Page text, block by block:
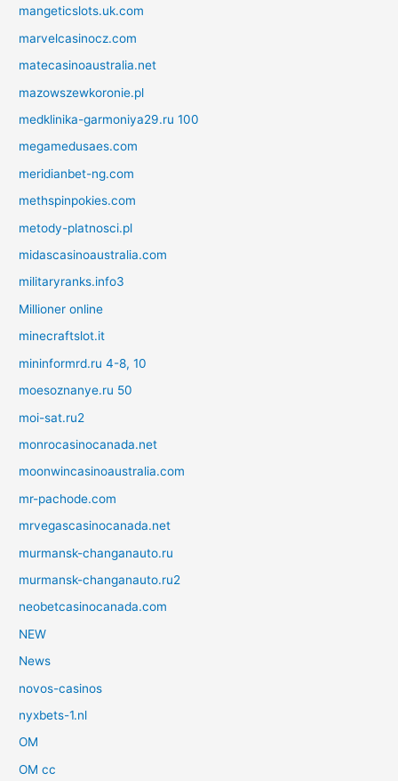
mangeticslots.uk.com
marvelcasinocz.com
matecasinoaustralia.net
mazowszewkoronie.pl
medklinika-garmoniya29.ru 100
megamedusaes.com
meridianbet-ng.com
methspinpokies.com
metody-platnosci.pl
midascasinoaustralia.com
militaryranks.info3
Millioner online
minecraftslot.it
mininformrd.ru 4-8, 10
moesoznanye.ru 50
moi-sat.ru2
monrocasinocanada.net
moonwincasinoaustralia.com
mr-pachode.com
mrvegascasinocanada.net
murmansk-changanauto.ru
murmansk-changanauto.ru2
neobetcasinocanada.com
NEW
News
novos-casinos
nyxbets-1.nl
OM
OM cc